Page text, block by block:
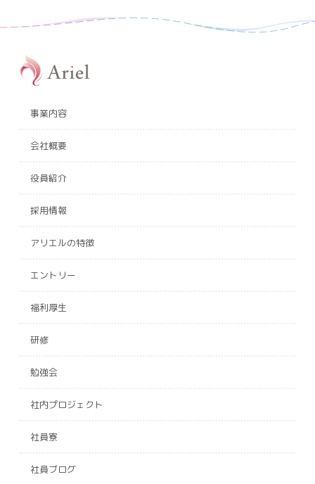
事業内容
会社概要
役員紹介
採用情報
アリエルの特徴
エントリー
福利厚生
研修
勉強会
社内プロジェクト
社員寮
社員ブログ